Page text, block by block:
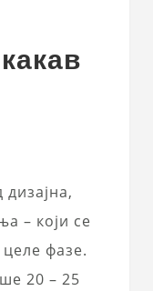
– који се
фазе.
20 – 25